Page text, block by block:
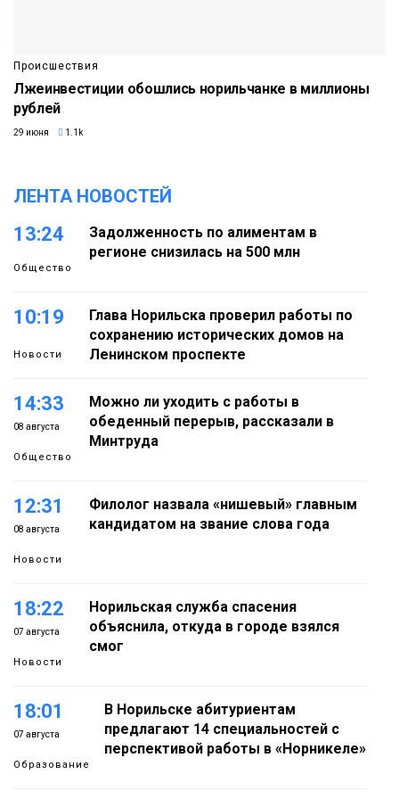
Происшествия
Лжеинвестиции обошлись норильчанке в миллионы
рублей
29 июня 1.1k
ЛЕНТА НОВОСТЕЙ
13:24
Общество
Задолженность по алиментам в
регионе снизилась на 500 млн
10:19
Новости
Глава Норильска проверил работы по
сохранению исторических домов на
Ленинском проспекте
14:33
08 августа
Общество
Можно ли уходить с работы в
обеденный перерыв, рассказали в
Минтруда
12:31
08 августа
Новости
Филолог назвала «нишевый» главным
кандидатом на звание слова года
18:22
07 августа
Новости
Норильская служба спасения
объяснила, откуда в городе взялся
смог
18:01
07 августа
Образование
В Норильске абитуриентам
предлагают 14 специальностей с
перспективой работы в «Норникеле»